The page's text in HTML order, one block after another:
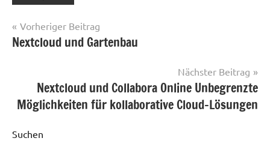
Beitragsnavigation
Vorheriger Beitrag
Nextcloud und Gartenbau
Nächster Beitrag
Nextcloud und Collabora Online Unbegrenzte
Möglichkeiten für kollaborative Cloud-Lösungen
Suchen